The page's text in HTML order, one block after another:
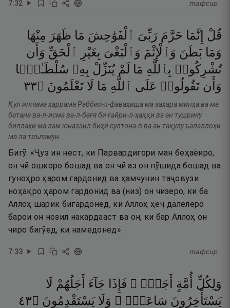
7:32 тафсир
قُلْ إِنَّمَا حَرَّمَ رَبِّىَ ٱلْفَوَٰحِشَ مَا ظَهَرَ مِنْهَا
وَمَا بَطَنَ وَٱلْإِثْمَ وَٱلْبَغْىَ بِغَيْرِ ٱلْحَقِّ وَأَن
تُشْرِكُوا۟ بِٱللَّهِ مَا لَمْ يُنَزِّلْ بِهِۦ سُلْطَـٰنًۭا
وَأَن تَقُولُوا۟ عَلَى ٱللَّهِ مَا لَا تَعْلَمُونَ ۝٣٣
Қул иннама ҳаррама Раббия-л-фаваҳиша ма заҳара минҳа ва ма
батана ва-л-исма ва-л-бағя би ғайри-л-ҳаққи ва ан тушрику
биллаҳи ма лам юназзил биҳӣ султона-в ва ан тақулу ъалаллоҳи
ма ла таъламун.
Бигӯ: «Ҷуз ин нест, ки Парвардигори ман беҳаёиро,
он чӣ ошкоро бошад ва он чӣ аз он пӯшида бошад ва
гуноҳро ҳаром гардонид ва ҳамчунин таҷовузи
ноҳақро ҳаром гардонид ва (низ) он чизеро, ки ба
Аллоҳ шарик бигардонед, ки Аллоҳ ҳеҷ далелеро
барои он нозил накардааст ва он, ки бар Аллоҳ он
чиро бигӯед, ки намедонед».
7:33 тафсир
وَلِكُلِّ أُمَّةٍ أَجَلٌۭ ۖ فَإِذَا جَآءَ أَجَلُهُمْ لَا
يَسْتَأْخِرُونَ سَاعَةًۭ ۖ وَلَا يَسْتَقْدِمُونَ ۝٣٤